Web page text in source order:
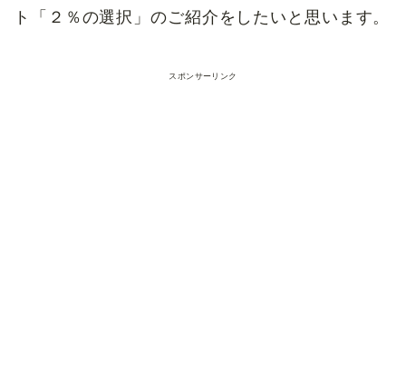
ト「２％の選択」のご紹介をしたいと思います。
スポンサーリンク